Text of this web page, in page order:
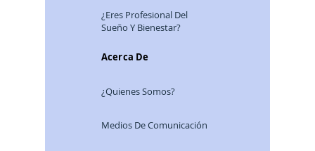
¿Eres Profesional Del
Sueño Y Bienestar?
Acerca De
¿Quienes Somos?
Medios De Comunicación